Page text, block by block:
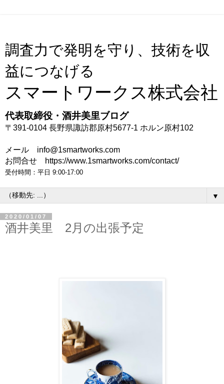
調査力で発明を守り、技術を収
益につなげる
スマートワークス株式会社
代表取締役・酒井美里ブログ
〒391-0104 長野県諏訪郡原村5677-1 ホルン原村102
メール info@1smartworks.com
お問合せ https://www.1smartworks.com/contact/
受付時間：平日 9:00-17:00
▼
2020/01/07
酒井美里 2月の出張予定